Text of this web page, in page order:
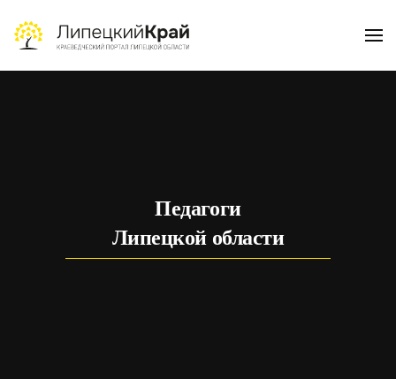
Skip to main content
Педагоги
Липецкой области